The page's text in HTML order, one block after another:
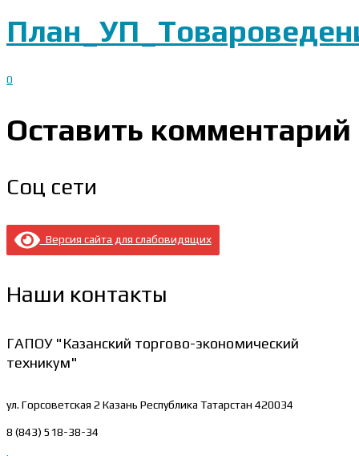
0
Оставить комментарий
Соц сети
Версия сайта для слабовидящих
Наши контакты
ГАПОУ "Казанский торгово-экономический
техникум"
ул. Горсоветская 2 Казань Республика Татарстан 420034
8 (843) 518-38-34